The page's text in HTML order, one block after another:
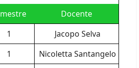
Docente
1
Jacopo Selva
1
Nicoletta Santangelo